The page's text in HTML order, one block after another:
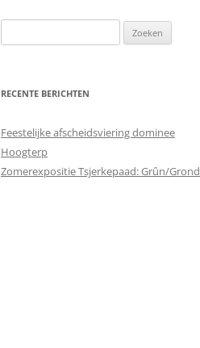
naar:
RECENTE BERICHTEN
Feestelijke afscheidsviering dominee
Hoogterp
Zomerexpositie Tsjerkepaad: Grûn/Grond